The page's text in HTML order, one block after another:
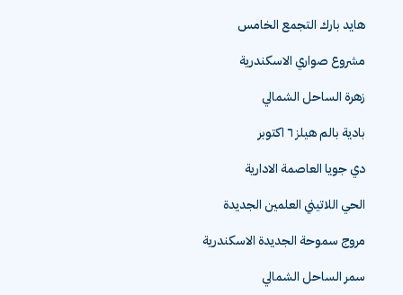
هايد بارك التجمع الخامس
مشروع صواري الاسكندرية
زهرة الساحل الشمالي
بادية بالم هيلز ٦ اكتوبر
دي جويا العاصمة الادارية
الحي اللاتيني العلمين الجديدة
مروج سموحة الجديدة الاسكندرية
سمر الساحل الشمالي